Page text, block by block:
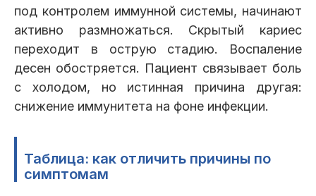
под контролем иммунной системы, начинают
активно размножаться. Скрытый кариес
переходит в острую стадию. Воспаление
десен обостряется. Пациент связывает боль
с холодом, но истинная причина другая:
снижение иммунитета на фоне инфекции.
Таблица: как отличить причины по
симптомам